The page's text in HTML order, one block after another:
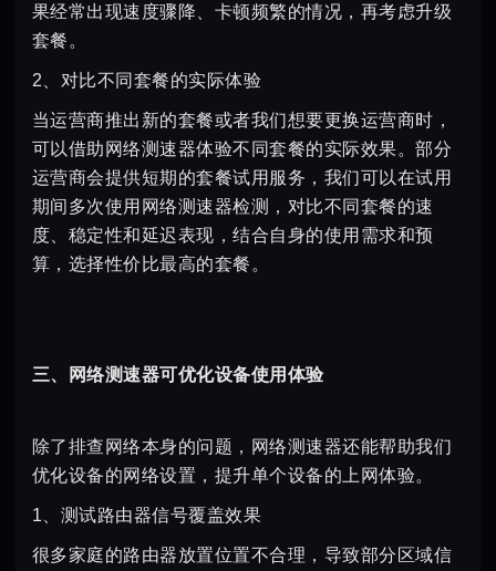
果经常出现速度骤降、卡顿频繁的情况，再考虑升级
套餐。
2、对比不同套餐的实际体验
当运营商推出新的套餐或者我们想要更换运营商时，
可以借助网络测速器体验不同套餐的实际效果。部分
运营商会提供短期的套餐试用服务，我们可以在试用
期间多次使用网络测速器检测，对比不同套餐的速
度、稳定性和延迟表现，结合自身的使用需求和预
算，选择性价比最高的套餐。
三、网络测速器可优化设备使用体验
除了排查网络本身的问题，网络测速器还能帮助我们
优化设备的网络设置，提升单个设备的上网体验。
1、测试路由器信号覆盖效果
很多家庭的路由器放置位置不合理，导致部分区域信